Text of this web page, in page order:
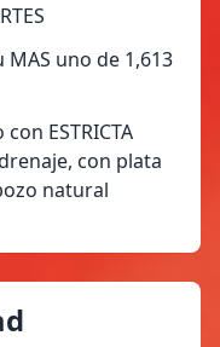
MAS uno de 1,613
ESTRICTA
con plata
natural